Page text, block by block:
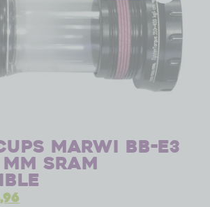
Marwi BB-E3
SRAM